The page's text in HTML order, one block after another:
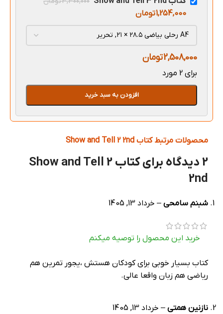
1,254,000تومان
2,508,000تومان
برای 2 مورد
افزودن به سبد خرید
محصولات مرتبط کتاب Show and Tell 2 2nd
2 دیدگاه برای
کتاب Show and Tell 2
2nd
شبنم سامحی – خرداد 13, 1405
خرید این محصول را توصیه میکنم
کتاب بسیار خوبی برای کودکان هستش ،یجور تمرین هم
ریاضی هم زبان واقعا عالی.
نازنین همتی – خرداد 13, 1405